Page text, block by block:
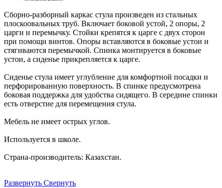
Сборно-разборный каркас стула произведен из стальных
плоскоовальных труб. Включает боковой устой, 2 опоры, 2
царги и перемычку. Стойки крепятся к царге с двух сторон
при помощи винтов. Опоры вставляются в боковые устои и
стягиваются перемычкой. Спинка монтируется в боковые
устои, а сиденье прикрепляется к царге.
Сиденье стула имеет углубление для комфортной посадки и
перфорированную поверхность. В спинке предусмотрена
боковая поддержка для удобства сидящего. В середине спинки
есть отверстие для перемещения стула.
Мебель не имеет острых углов.
Используется в школе.
Страна-производитель: Казахстан.
Развернуть Свернуть